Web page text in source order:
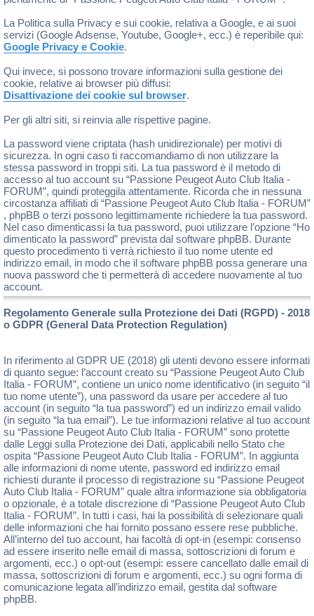
La Politica sulla Privacy e sui cookie, relativa a Google, e ai suoi
servizi (Google Adsense, Youtube, Google+, ecc.) è reperibile qui:
Google Privacy e Cookie.
Qui invece, si possono trovare informazioni sulla gestione dei
cookie, relative ai browser più diffusi:
Disattivazione dei cookie sul browser.
Per gli altri siti, si reinvia alle rispettive pagine.
La password viene criptata (hash unidirezionale) per motivi di
sicurezza. In ogni caso ti raccomandiamo di non utilizzare la
stessa password in troppi siti. La tua password è il metodo di
accesso al tuo account su “Passione Peugeot Auto Club Italia -
FORUM”, quindi proteggila attentamente. Ricorda che in nessuna
circostanza affiliati di “Passione Peugeot Auto Club Italia - FORUM”
, phpBB o terzi possono legittimamente richiedere la tua password.
Nel caso dimenticassi la tua password, puoi utilizzare l’opzione “Ho
dimenticato la password” prevista dal software phpBB. Durante
questo procedimento ti verrà richiesto il tuo nome utente ed
indirizzo email, in modo che il software phpBB possa generare una
nuova password che ti permetterà di accedere nuovamente al tuo
account.
Regolamento Generale sulla Protezione dei Dati (RGPD) - 2018
o GDPR (General Data Protection Regulation)
In riferimento al GDPR UE (2018) gli utenti devono essere informati
di quanto segue: l’account creato su “Passione Peugeot Auto Club
Italia - FORUM”, contiene un unico nome identificativo (in seguito “il
tuo nome utente”), una password da usare per accedere al tuo
account (in seguito “la tua password”) ed un indirizzo email valido
(in seguito “la tua email”). Le tue informazioni relative al tuo account
su “Passione Peugeot Auto Club Italia - FORUM” sono protette
dalle Leggi sulla Protezione dei Dati, applicabili nello Stato che
ospita “Passione Peugeot Auto Club Italia - FORUM”. In aggiunta
alle informazioni di nome utente, password ed indirizzo email
richiesti durante il processo di registrazione su “Passione Peugeot
Auto Club Italia - FORUM” quale altra informazione sia obbligatoria
o opzionale, è a totale discrezione di “Passione Peugeot Auto Club
Italia - FORUM”. In tutti i casi, hai la possibilità di selezionare quali
delle informazioni che hai fornito possano essere rese pubbliche.
All’interno del tuo account, hai facoltà di opt-in (esempi: consenso
ad essere inserito nelle email di massa, sottoscrizioni di forum e
argomenti, ecc.) o opt-out (esempi: essere cancellato dalle email di
massa, sottoscrizioni di forum e argomenti, ecc.) su ogni forma di
comunicazione legata all’indirizzo email, gestita dal software
phpBB.